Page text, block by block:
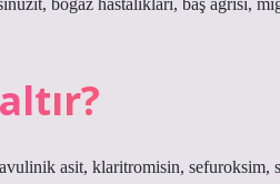
boğaz hastalıkları, baş ağrısı,
asit, klaritromisin, sefuroksim,